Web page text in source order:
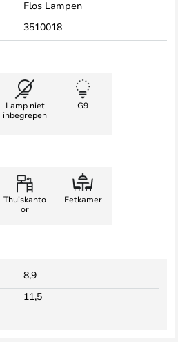
Flos Lampen
3510018
Lamp niet
inbegrepen
G9
Thuiskanto
or
Eetkamer
8,9
11,5